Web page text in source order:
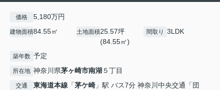
価格 5,180万円
建物面積84.55㎡ 土地面積25.57坪
(84.55㎡)
間取り 3LDK
築年数 予定
所在地 神奈川県茅ヶ崎市南湖 ５丁目
交通 東海道本線 「茅ケ崎 」駅 バス7分 神奈川中央交通「団